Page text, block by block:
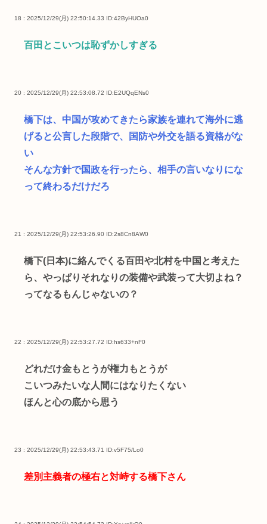
18 : 2025/12/29(月) 22:50:14.33 ID:42ByHUOa0
百田とこいつは恥ずかしすぎる
20 : 2025/12/29(月) 22:53:08.72 ID:E2UQqENs0
橋下は、中国が攻めてきたら家族を連れて海外に逃
げると公言した段階で、国防や外交を語る資格がな
い
そんな方針で国政を行ったら、相手の言いなりにな
って終わるだけだろ
21 : 2025/12/29(月) 22:53:26.90 ID:2s8Cn8AW0
橋下(日本)に絡んでくる百田や北村を中国と考えた
ら、やっぱりそれなりの装備や武装って大切よね？
ってなるもんじゃないの？
22 : 2025/12/29(月) 22:53:27.72 ID:hs633+nF0
どれだけ金もとうが権力もとうが
こいつみたいな人間にはなりたくない
ほんと心の底から思う
23 : 2025/12/29(月) 22:53:43.71 ID:v5F75/Lo0
差別主義者の極右と対峙する橋下さん